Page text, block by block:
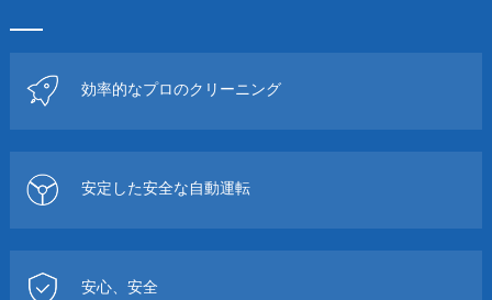
効率的なプロのクリーニング
安定した安全な自動運転
安心、安全